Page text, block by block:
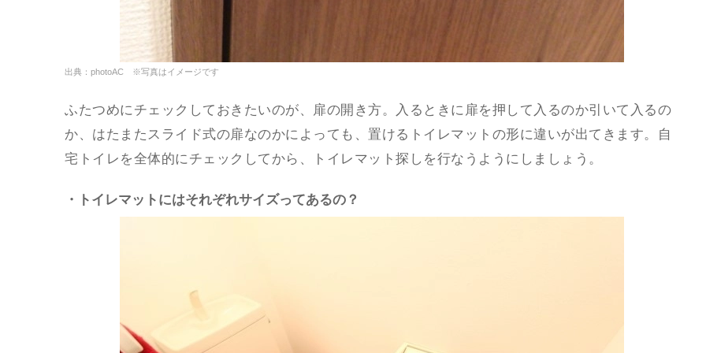
出典：photoAC ※写真はイメージです
ふたつめにチェックしておきたいのが、扉の開き方。入るときに扉を押して入るのか引いて入るの
か、はたまたスライド式の扉なのかによっても、置けるトイレマットの形に違いが出てきます。自
宅トイレを全体的にチェックしてから、トイレマット探しを行なうようにしましょう。
・トイレマットにはそれぞれサイズってあるの？